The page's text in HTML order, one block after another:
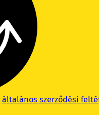
általános szerződési